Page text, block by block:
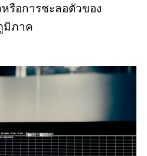
รือการชะลอตัวของ
มิภาค